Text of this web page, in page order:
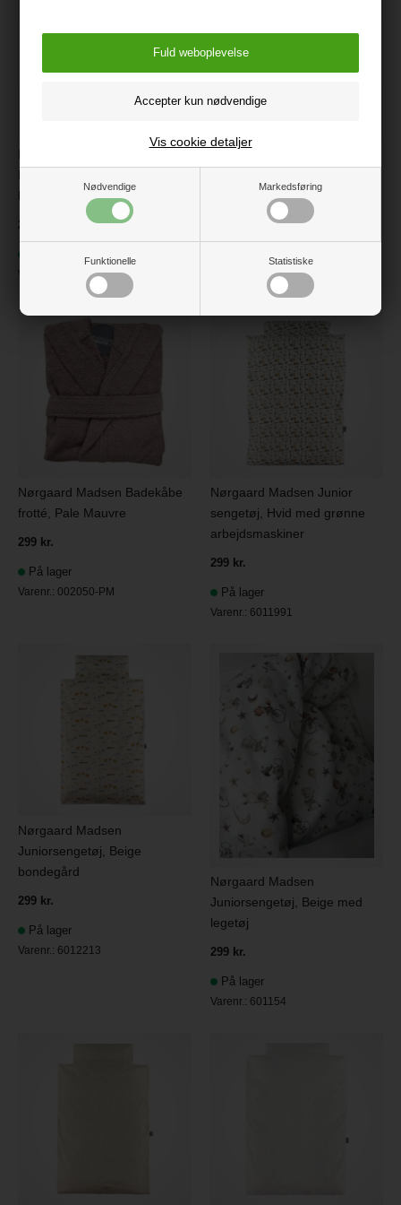
Nødvendige Markedsføring
Funktionelle Statistiske
Vis cookie detaljer
Nørgaard Madsen
Babysengetøj, Roadtrip
hvid/brun
219 kr.
Varenr.: 501276
Nørgaard Madsen Badekåbe
frotté, Pale Mauvre
299 kr.
På lager
Varenr.:002050-PM
Nørgaard Madsen Junior
sengetøj, Hvid med grønne
arbejdsmaskiner
299 kr.
På lager
Varenr.: 6011991
Nørgaard Madsen
Juniorsengetøj, Beige
bondegård
299 kr.
På lager
Varenr.: 6012213
Nørgaard Madsen
Juniorsengetøj, Beige med
legetøj
299 kr.
På lager
Varenr.: 601154